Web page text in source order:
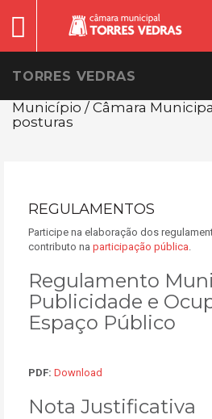
TORRES VEDRAS
Município / Câmara
posturas
REGULAMENTOS
Participe na elaboração dos
contributo na participação pública.
Regulamento
Publicidade e
Espaço Público
PDF: Download
Nota Justificativa